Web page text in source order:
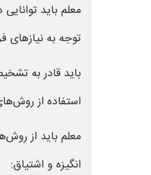
معلم باید
توجه به نیازهای
باید قادر به
استفاده از
معلم باید از
انگیزه و اشتیاق: